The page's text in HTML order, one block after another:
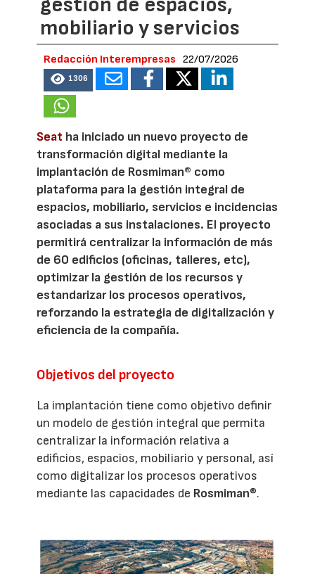
gestión de espacios,
mobiliario y servicios
Redacción Interempresas 22/07/2026
1306
Seat ha iniciado un nuevo proyecto de
transformación digital mediante la
implantación de Rosmiman® como
plataforma para la gestión integral de
espacios, mobiliario, servicios e incidencias
asociadas a sus instalaciones. El proyecto
permitirá centralizar la información de más
de 60 edificios (oficinas, talleres, etc),
optimizar la gestión de los recursos y
estandarizar los procesos operativos,
reforzando la estrategia de digitalización y
eficiencia de la compañía.
Objetivos del proyecto
La implantación tiene como objetivo definir
un modelo de gestión integral que permita
centralizar la información relativa a
edificios, espacios, mobiliario y personal, así
como digitalizar los procesos operativos
mediante las capacidades de Rosmiman®.